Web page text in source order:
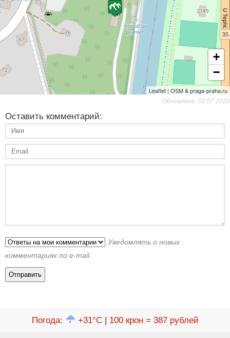
+
−
Leaflet | OSM & praga-praha.ru
Обновлено: 02.07.2020
Оставить комментарий:
Уведомлять о новых
комментариях по e-mail.
Погода: +31°C| 100 крон = 387 рублей